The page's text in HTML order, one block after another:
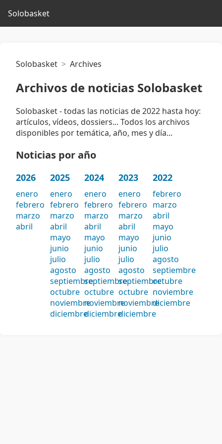
Solobasket
Solobasket Archives
Archivos de noticias Solobasket
Solobasket - todas las noticias de 2022 hasta hoy:
artículos, vídeos, dossiers... Todos los archivos
disponibles por temática, año, mes y día...
Noticias por año
2026
enero
febrero
marzo
abril
2025
enero
febrero
marzo
abril
mayo
junio
julio
agosto
septiembre
octubre
noviembre
diciembre
2024
enero
febrero
marzo
abril
mayo
junio
julio
agosto
septiembre
octubre
noviembre
diciembre
2023
enero
febrero
marzo
abril
mayo
junio
julio
agosto
septiembre
octubre
noviembre
diciembre
2022
febrero
marzo
abril
mayo
junio
julio
agosto
septiembre
octubre
noviembre
diciembre